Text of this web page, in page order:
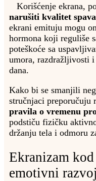
Korišćenje ekrana,
narušiti kvalitet
ekrani emituju mogu
hormona koji reguliše
poteškoće sa
umora, razdražljivosti
dana.
Kako bi se smanjili
stručnjaci preporučuju
pravila o vremenu
podstiču fizičku
držanju tela i odmoru
Ekranizam
emotivni razvoj